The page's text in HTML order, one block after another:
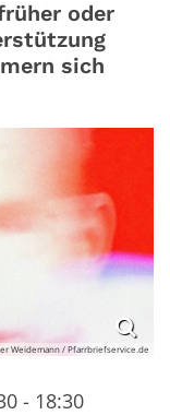
oder
sich
Weidemann / Pfarrbriefservice.de
- 18:30